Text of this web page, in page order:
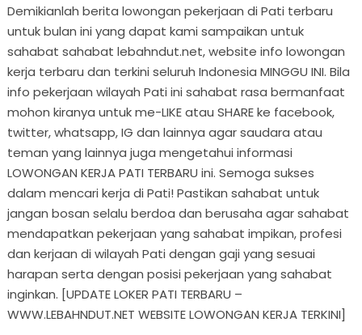
Demikianlah berita lowongan pekerjaan di Pati terbaru
untuk bulan ini yang dapat kami sampaikan untuk
sahabat sahabat lebahndut.net, website info lowongan
kerja terbaru dan terkini seluruh Indonesia MINGGU INI. Bila
info pekerjaan wilayah Pati ini sahabat rasa bermanfaat
mohon kiranya untuk me-LIKE atau SHARE ke facebook,
twitter, whatsapp, IG dan lainnya agar saudara atau
teman yang lainnya juga mengetahui informasi
LOWONGAN KERJA PATI TERBARU ini. Semoga sukses
dalam mencari kerja di Pati! Pastikan sahabat untuk
jangan bosan selalu berdoa dan berusaha agar sahabat
mendapatkan pekerjaan yang sahabat impikan, profesi
dan kerjaan di wilayah Pati dengan gaji yang sesuai
harapan serta dengan posisi pekerjaan yang sahabat
inginkan. [UPDATE LOKER PATI TERBARU –
WWW.LEBAHNDUT.NET WEBSITE LOWONGAN KERJA TERKINI]